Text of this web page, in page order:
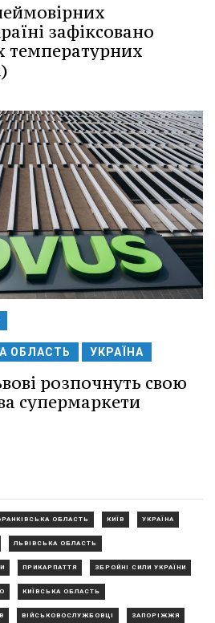
зафіксовано
температурних
ОБЛАСТЬ УКРАЇНА
розпочнуть свою
супермаркети
ОБЛАСТЬ КИЇВ УКРАЇНА
ЛЬВІВСЬКА ОБЛАСТЬ
ПРИКАРПАТТЯ ЗБРОЙНІ СИЛИ УКРАЇНИ
КИЇВСЬКА ОБЛАСТЬ
ВІЙСЬКОВОСЛУЖБОВЦІ ЗАПОРІЖЖЯ